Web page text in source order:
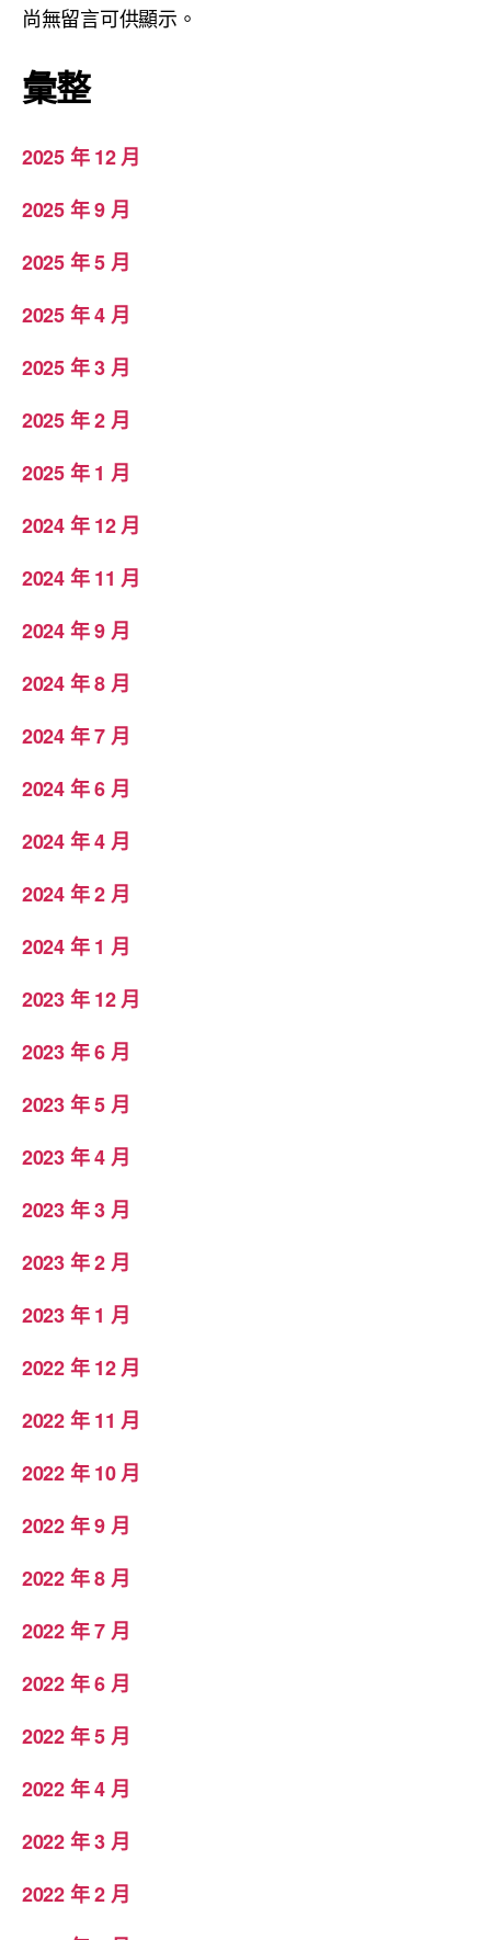
尚無留言可供顯示。
彙整
2025 年 12 月
2025 年 9 月
2025 年 5 月
2025 年 4 月
2025 年 3 月
2025 年 2 月
2025 年 1 月
2024 年 12 月
2024 年 11 月
2024 年 9 月
2024 年 8 月
2024 年 7 月
2024 年 6 月
2024 年 4 月
2024 年 2 月
2024 年 1 月
2023 年 12 月
2023 年 6 月
2023 年 5 月
2023 年 4 月
2023 年 3 月
2023 年 2 月
2023 年 1 月
2022 年 12 月
2022 年 11 月
2022 年 10 月
2022 年 9 月
2022 年 8 月
2022 年 7 月
2022 年 6 月
2022 年 5 月
2022 年 4 月
2022 年 3 月
2022 年 2 月